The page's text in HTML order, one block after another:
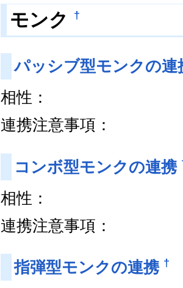
モンク †
パッシブ型モンクの連
相性：
連携注意事項：
コンボ型モンクの連携
相性：
連携注意事項：
指弾型モンクの連携 †